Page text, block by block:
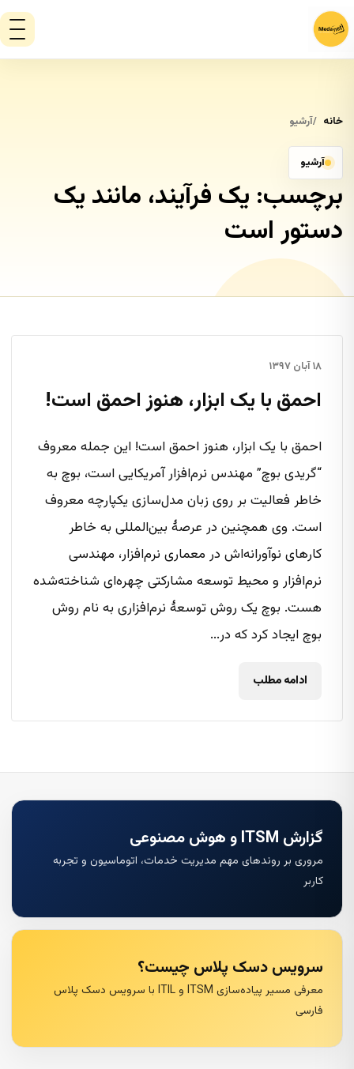
خانه آرشیو
آرشیو
برچسب: یک فرآیند، مانند یک
دستور است
۱۸ آبان ۱۳۹۷
احمق با یک ابزار، هنوز احمق است!
احمق با یک ابزار، هنوز احمق است! این جمله معروف
“گریدی بوچ” مهندس نرم‌افزار آمریکایی است، بوچ به
خاطر فعالیت بر روی زبان مدل‌سازی یکپارچه معروف
است. وی همچنین در عرصهٔ بین‌المللی به خاطر
کارهای نوآورانه‌اش در معماری نرم‌افزار، مهندسی
نرم‌افزار و محیط توسعه مشارکتی چهره‌ای شناخته‌شده
هست. بوچ یک روش توسعهٔ نرم‌افزاری به نام روش
بوچ ایجاد کرد که در...
ادامه مطلب
گزارش ITSM و هوش مصنوعی
مروری بر روندهای مهم مدیریت خدمات، اتوماسیون و تجربه
کاربر
سرویس دسک پلاس چیست؟
معرفی مسیر پیاده‌سازی ITSM و ITIL با سرویس دسک پلاس
فارسی